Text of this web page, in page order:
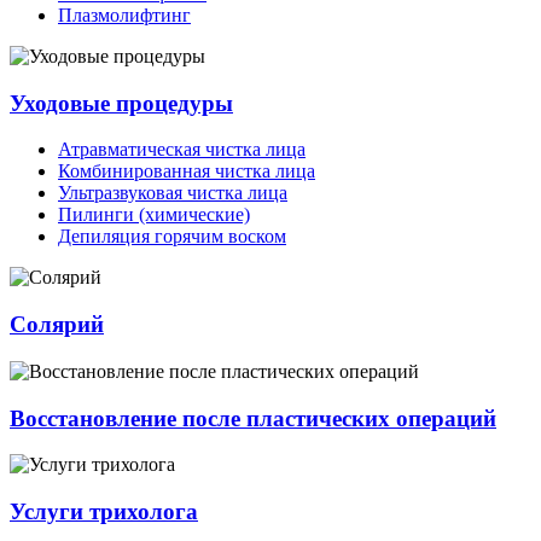
Плазмолифтинг
Уходовые процедуры
Атравматическая чистка лица
Комбинированная чистка лица
Ультразвуковая чистка лица
Пилинги (химические)
Депиляция горячим воском
Солярий
Восстановление после пластических операций
Услуги трихолога